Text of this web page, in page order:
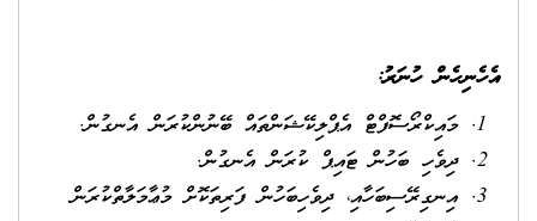
އެހެނިހެން ހުނަރު:
މައިކްރޯސޮފްޓް އެޕްލިކޭޝަންތައް ބޭނުންކުރަން އެނގުން.
ދިވެހި ބަހުން ޓައިޕް ކުރަން އެނގުން.
އިނގިރޭސިބަހާއި، ދިވެހިބަހުން ފަރިތަކޮށް މުޢާމަލާތްކުރަން